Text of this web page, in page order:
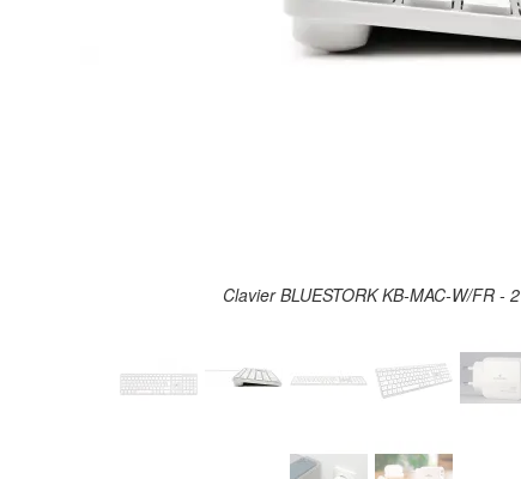
Clavier BLUESTORK KB-MAC-W/FR - 2